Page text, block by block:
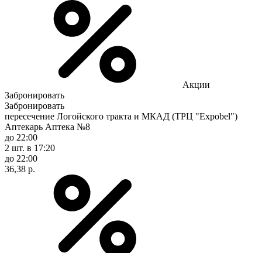
Акции
Забронировать
Забронировать
пересечение Логойского тракта и МКАД (ТРЦ "Expobel")
Аптекарь Аптека №8
до 22:00
2 шт. в 17:20
до 22:00
36,38 р.